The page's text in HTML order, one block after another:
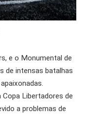
e o Monumental de
de intensas batalhas
Libertadores de
a problemas de